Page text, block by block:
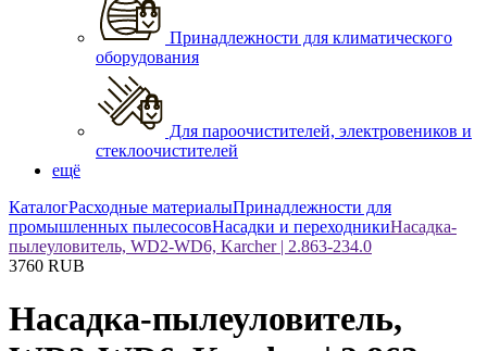
Принадлежности для климатического
оборудования
Для пароочистителей, электровеников и
стеклоочистителей
ещё
КаталогРасходные материалыПринадлежности для
промышленных пылесосовНасадки и переходникиНасадка-
пылеуловитель, WD2-WD6, Karcher | 2.863-234.0
3760 RUB
Насадка-пылеуловитель,